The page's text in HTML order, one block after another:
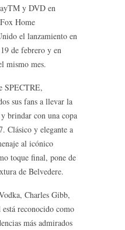
y DVD en
Home
el lanzamiento en
de febrero y en
mismo mes.
SPECTRE,
sus fans a llevar la
y brindar con una copa
Clásico y elegante a
al icónico
toque final, pone de
de Belvedere.
Charles Gibb,
está reconocido como
más admirados